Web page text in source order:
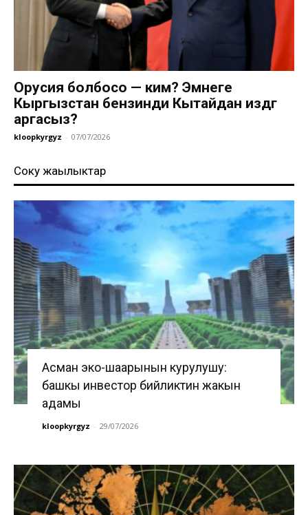
Орусия болбосо — ким? Эмнеге
Кыргызстан бензинди Кытайдан издөөгө
аргасыз?
kloopkyrgyz - 07/07/2026
Соңку жаңылыктар
Асман эко-шаарынын курулушу:
башкы инвестор бийликтин жакын
адамы
kloopkyrgyz - 29/07/2026